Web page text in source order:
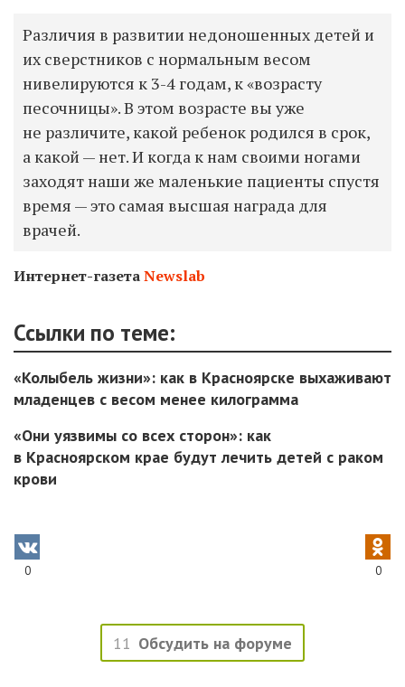
Различия в развитии недоношенных детей и
их сверстников с нормальным весом
нивелируются к 3-4 годам, к «возрасту
песочницы». В этом возрасте вы уже
не различите, какой ребенок родился в срок,
а какой — нет. И когда к нам своими ногами
заходят наши же маленькие пациенты спустя
время — это самая высшая награда для
врачей.
Интернет-газетаNewslab
Ссылки по теме:
«Колыбель жизни»: как в Красноярске выхаживают
младенцев с весом менее килограмма
«Они уязвимы со всех сторон»: как
в Красноярском крае будут лечить детей с раком
крови
0 0
11 Обсудить на форуме